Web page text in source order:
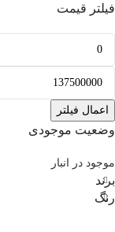
فیلتر قیمت
اعمال فیلتر
وضعیت موجودی
موجود در انبار
برند
رنگ